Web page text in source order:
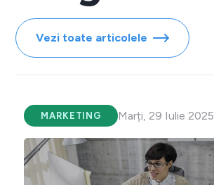
Vezi toate articolele
MARKETING Marți, 29 Iulie 2025